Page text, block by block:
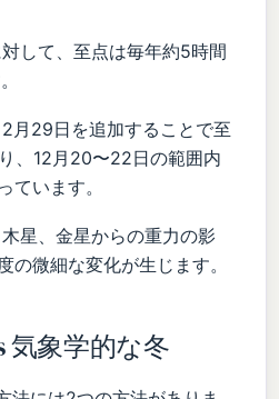
して、至点は毎年約5時間
2月29日を追加することで至
、12月20〜22日の範囲内
ています。
木星、金星からの重力の影
の微細な変化が生じます。
気象学的な冬